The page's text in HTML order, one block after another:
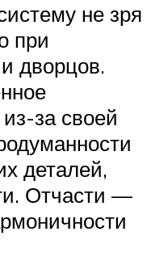
не зря
при
дворцов.
за своей
деталей,
Отчасти —